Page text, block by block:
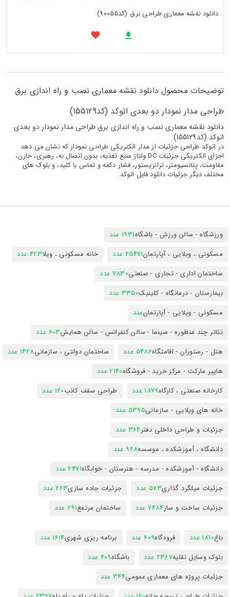
دانلود نقشه معماری طراحی برق (کد90055)
توضیحات محصول دانلود نقشه معماری نصب و راه اندازی برق
طراحی مدار نمودار دو بعدی اتوکد (کد155129)
دانلود نقشه معماری نصب و راه اندازی برق طراحی مدار نمودار دو بعدی
اتوکد (کد155129)
در اتوکد طراحی جزئیات از مدار الکتریکی طراحی نمودار که نشان می دهد
اجزای الکتریکی جزئیات DC ولتاژ منبع تغذیه، بدون اتصال به، رهبری، خازن،
مقاومت، پتانسیومتر، ترانزیستور، فشار دکمه و تماس با کلید، و بلوک های
مختلف دیگر جزئیات دانلود فایل اتوکد.
ورزشگاه - سالن ورزش - باشگاه1931 عدد
مسکونی ، ویلایی ، آپارتمان25471 عدد خانه مسکونی ، ویلا423 عدد
ساختمان اداری - تجاری - صنعتی7830 عدد
بیمارستان - درمانگاه - کلینیک3350 عدد
مسکونی - ویلایی - آپارتمانعدد
تئاتر چند منظوره - سینما - سالن کنفرانس - سالن همایش603 عدد
هتل - رستوران - اقامتگاه5486 عدد ساختمان دولتی ، سازمانی1428 عدد
هایپر مارکت - مرکز خرید - فروشگاه2140 عدد
کارخانه صنعتی ، کارگاه1879 عدد طراحی سقف کاذب120 عدد
خانه های ویلایی - سازمانی5395 عدد
جزئیات و طراحی داخلی دفتر364 عدد
دانشگاه ، آموزشکده ، موسسه928 عدد
دانشگاه - آموزشکده - مدرسه - هنرستان - خوابگاه2471 عدد
جزئیات میلگرد گذاری573 عدد جزئیات جاده سازی263 عدد
جزئیات ساخت و ساز7484 عدد ساختمان مرتفع691 عدد
باغ1810 عدد فرودگاه609 عدد برنامه ریزی شهری1614 عدد
بلوک وسایل نقلیه2367 عدد باشگاه409 عدد
جزئیات پروژه های معماری عمومی344 عدد